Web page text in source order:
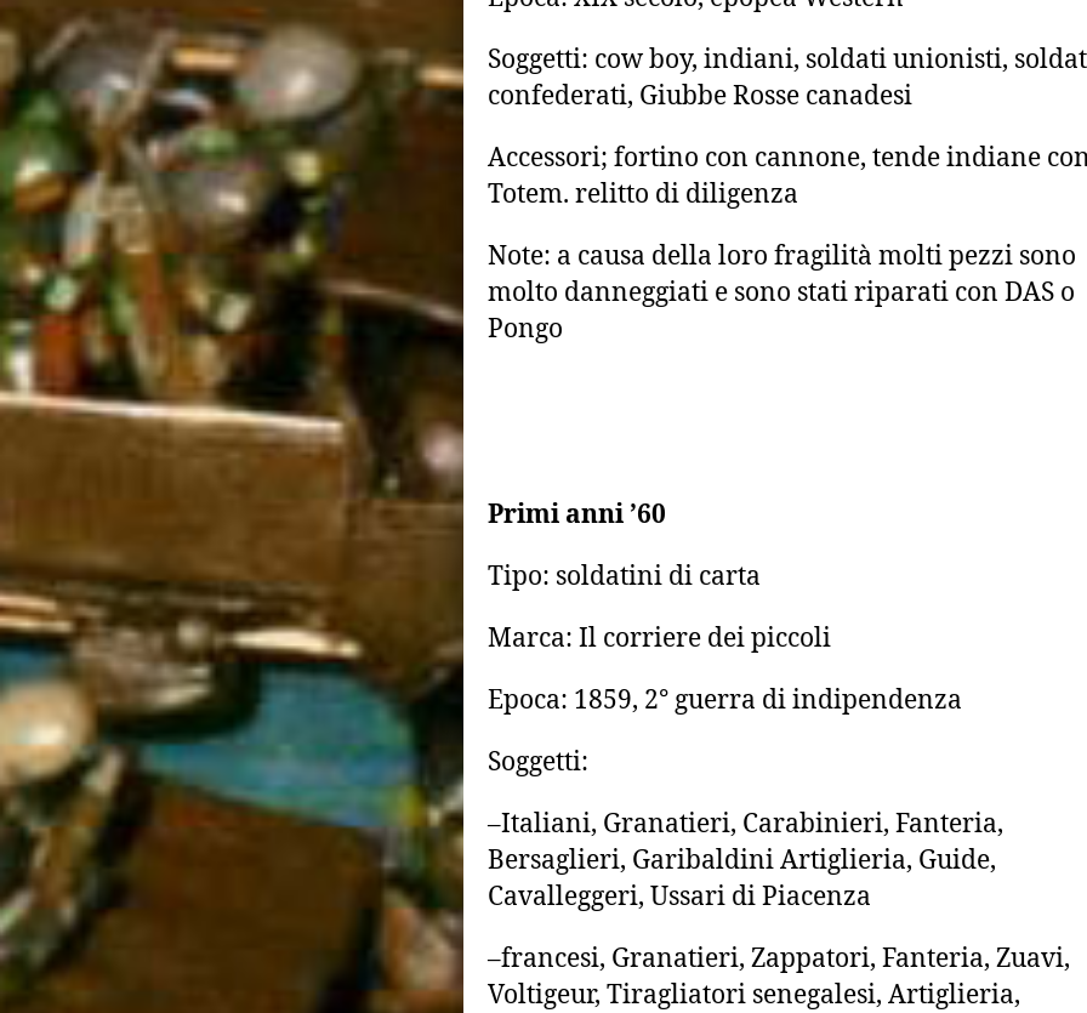
Soggetti: cow boy, indiani, soldati unionisti,
confederati, Giubbe Rosse canadesi
Accessori; fortino con cannone, tende indiane
Totem. relitto di diligenza
Note: a causa della loro fragilità molti pezzi sono
molto danneggiati e sono stati riparati con DAS o
Pongo
Primi anni ’60
Tipo: soldatini di carta
Marca: Il corriere dei piccoli
Epoca: 1859, 2° guerra di indipendenza
Soggetti:
–Italiani, Granatieri, Carabinieri, Fanteria,
Bersaglieri, Garibaldini Artiglieria, Guide,
Cavalleggeri, Ussari di Piacenza
–francesi, Granatieri, Zappatori, Fanteria, Zuavi,
Voltigeur, Tiragliatori senegalesi, Artiglieria,